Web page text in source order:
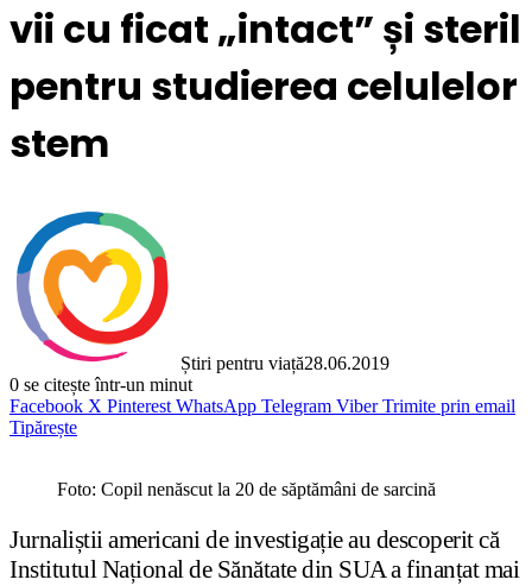
vii cu ficat „intact” și steril
pentru studierea celulelor
stem
Știri pentru viață28.06.2019
0 se citește într-un minut
Facebook X Pinterest WhatsApp Telegram Viber Trimite prin email
Tipărește
Foto: Copil nenăscut la 20 de săptămâni de sarcină
Jurnaliștii americani de investigație au descoperit că
Institutul Național de Sănătate din SUA a finanțat mai